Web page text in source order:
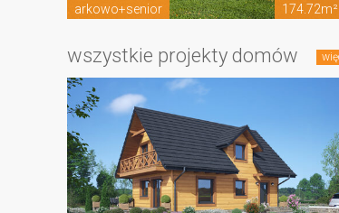
arkowo+senior 174.72m²
wszystkie projekty domów